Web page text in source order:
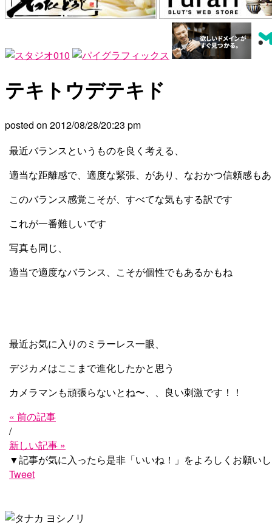
テキトウデテキド
posted on 2012/08/28/20:23 pm
最近バランスというものを良く考える、
適当な距離感で、適度な緊張、があり、なおかつ信頼感も
このバランス感覚こそが、すべてな気もする訳です
これが一番難しいです
写真も同じ、
適当で適度なバランス、こそが個性でもあるかもね
最近お気に入りのミラーレス一眼、
デジカメはここまで進化したかと思う
カメラマンも頑張らないとね〜、、良い刺激です！！
« 前の記事
/
新しい記事 »
▼記事が気に入ったら是非「いいね！」をよろしくお願い
Tweet